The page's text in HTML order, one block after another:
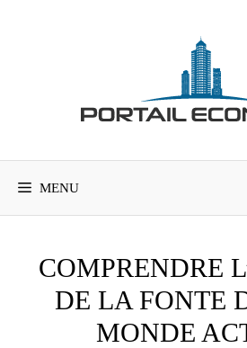
MENU
COMPRENDRE
DE LA FONTE
MONDE